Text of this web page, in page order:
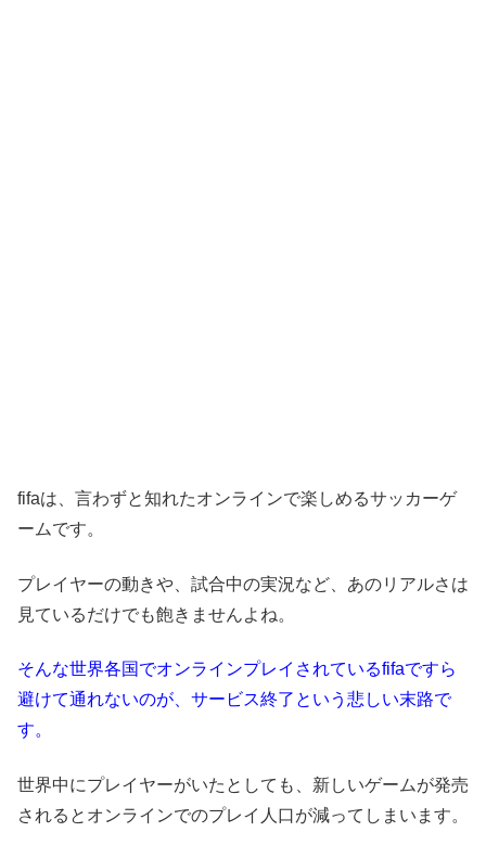
fifaは、言わずと知れたオンラインで楽しめるサッカーゲ
ームです。
プレイヤーの動きや、試合中の実況など、あのリアルさは
見ているだけでも飽きませんよね。
そんな世界各国でオンラインプレイされているfifaですら
避けて通れないのが、サービス終了という悲しい末路で
す。
世界中にプレイヤーがいたとしても、新しいゲームが発売
されるとオンラインでのプレイ人口が減ってしまいます。